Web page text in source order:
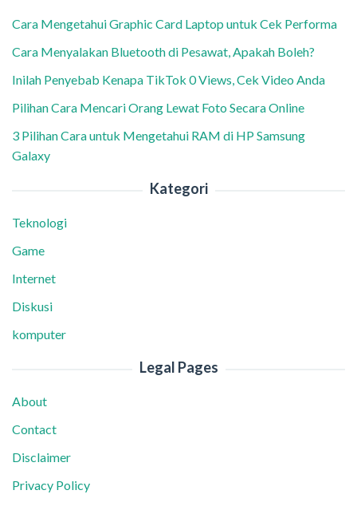
Cara Mengetahui Graphic Card Laptop untuk Cek Performa
Cara Menyalakan Bluetooth di Pesawat, Apakah Boleh?
Inilah Penyebab Kenapa TikTok 0 Views, Cek Video Anda
Pilihan Cara Mencari Orang Lewat Foto Secara Online
3 Pilihan Cara untuk Mengetahui RAM di HP Samsung
Galaxy
Kategori
Teknologi
Game
Internet
Diskusi
komputer
Legal Pages
About
Contact
Disclaimer
Privacy Policy